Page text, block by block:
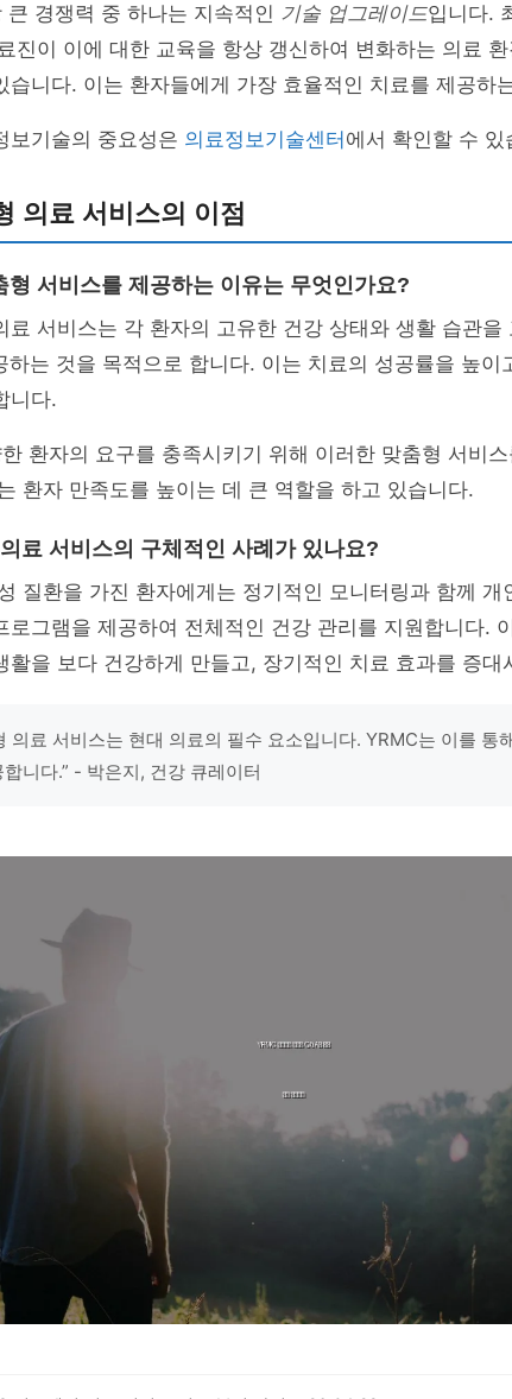
큰 경쟁력 중 하나는 지속적인 기술 업그레이드입니다.
진이 이에 대한 교육을 항상 갱신하여 변화하는 의료
습니다. 이는 환자들에게 가장 효율적인 치료를 제공하
보기술의 중요성은 의료정보기술센터 에서 확인할 수 있
의료 서비스의 이점
형 서비스를 제공하는 이유는 무엇인가요?
료 서비스는 각 환자의 고유한 건강 상태와 생활 습관을
하는 것을 목적으로 합니다. 이는 치료의 성공률을 높이
니다.
환자의 요구를 충족시키기 위해 이러한 맞춤형 서비
환자 만족도를 높이는 데 큰 역할을 하고 있습니다.
료 서비스의 구체적인 사례가 있나요?
질환을 가진 환자에게는 정기적인 모니터링과 함께 개
로그램을 제공하여 전체적인 건강 관리를 지원합니다.
활을 보다 건강하게 만들고, 장기적인 치료 효과를 증대
의료 서비스는 현대 의료의 필수 요소입니다. YRMC는 이를 통
니다.” - 박은지, 건강 큐레이터